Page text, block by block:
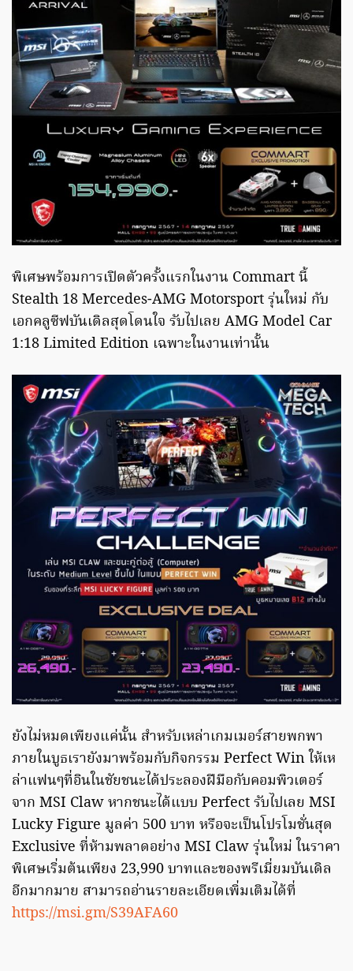
พิเศษพร้อมการเปิดตัวครั้งแรกในงาน Commart นี้
Stealth 18 Mercedes-AMG Motorsport รุ่นใหม่ กับ
เอกคลูซีฟบันเดิลสุดโดนใจ รับไปเลย AMG Model Car
1:18 Limited Edition เฉพาะในงานเท่านั้น
ยังไม่หมดเพียงแค่นั้น สำหรับเหล่าเกมเมอร์สายพกพา
ภายในบูธเรายังมาพร้อมกับกิจกรรม Perfect Win ให้เห
ล่าแฟนๆที่อินในชัยชนะได้ประลองฝีมือกับคอมพิวเตอร์
จาก MSI Claw หากชนะได้แบบ Perfect รับไปเลย MSI
Lucky Figure มูลค่า 500 บาท หรือจะเป็นโปรโมชั่นสุด
Exclusive ที่ห้ามพลาดอย่าง MSI Claw รุ่นใหม่ ในราคา
พิเศษเริ่มต้นเพียง 23,990 บาทและของพรีเมี่ยมบันเดิล
อีกมากมาย สามารถอ่านรายละเอียดเพิ่มเติมได้ที่
https://msi.gm/S39AFA60